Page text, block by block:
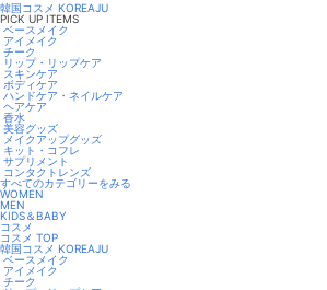
韓国コスメ KOREAJU
PICK UP ITEMS
ベースメイク
アイメイク
チーク
リップ・リップケア
スキンケア
ボディケア
ハンドケア・ネイルケア
ヘアケア
香水
美容グッズ
メイクアップグッズ
キット・コフレ
サプリメント
コンタクトレンズ
すべてのカテゴリーをみる
WOMEN
MEN
KIDS＆BABY
コスメ
コスメ TOP
韓国コスメ KOREAJU
ベースメイク
アイメイク
チーク